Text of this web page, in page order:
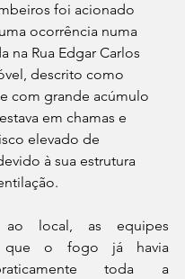
foi acionado
ocorrência numa
na Rua Edgar Carlos
descrito como
com grande acúmulo
em chamas e
elevado de
à sua estrutura
local, as equipes
que o fogo já havia
toda a